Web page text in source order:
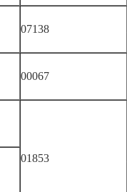
07138
00067
01853